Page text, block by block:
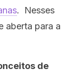
. Nesses
aberta para a
de